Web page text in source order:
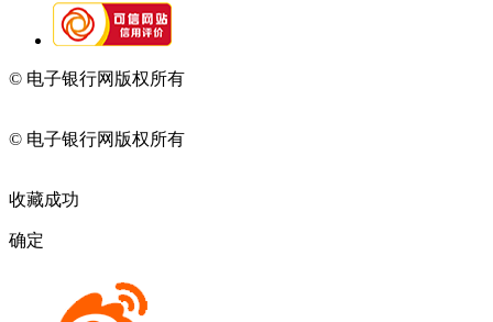
© 电子银行网版权所有
© 电子银行网版权所有
收藏成功
确定